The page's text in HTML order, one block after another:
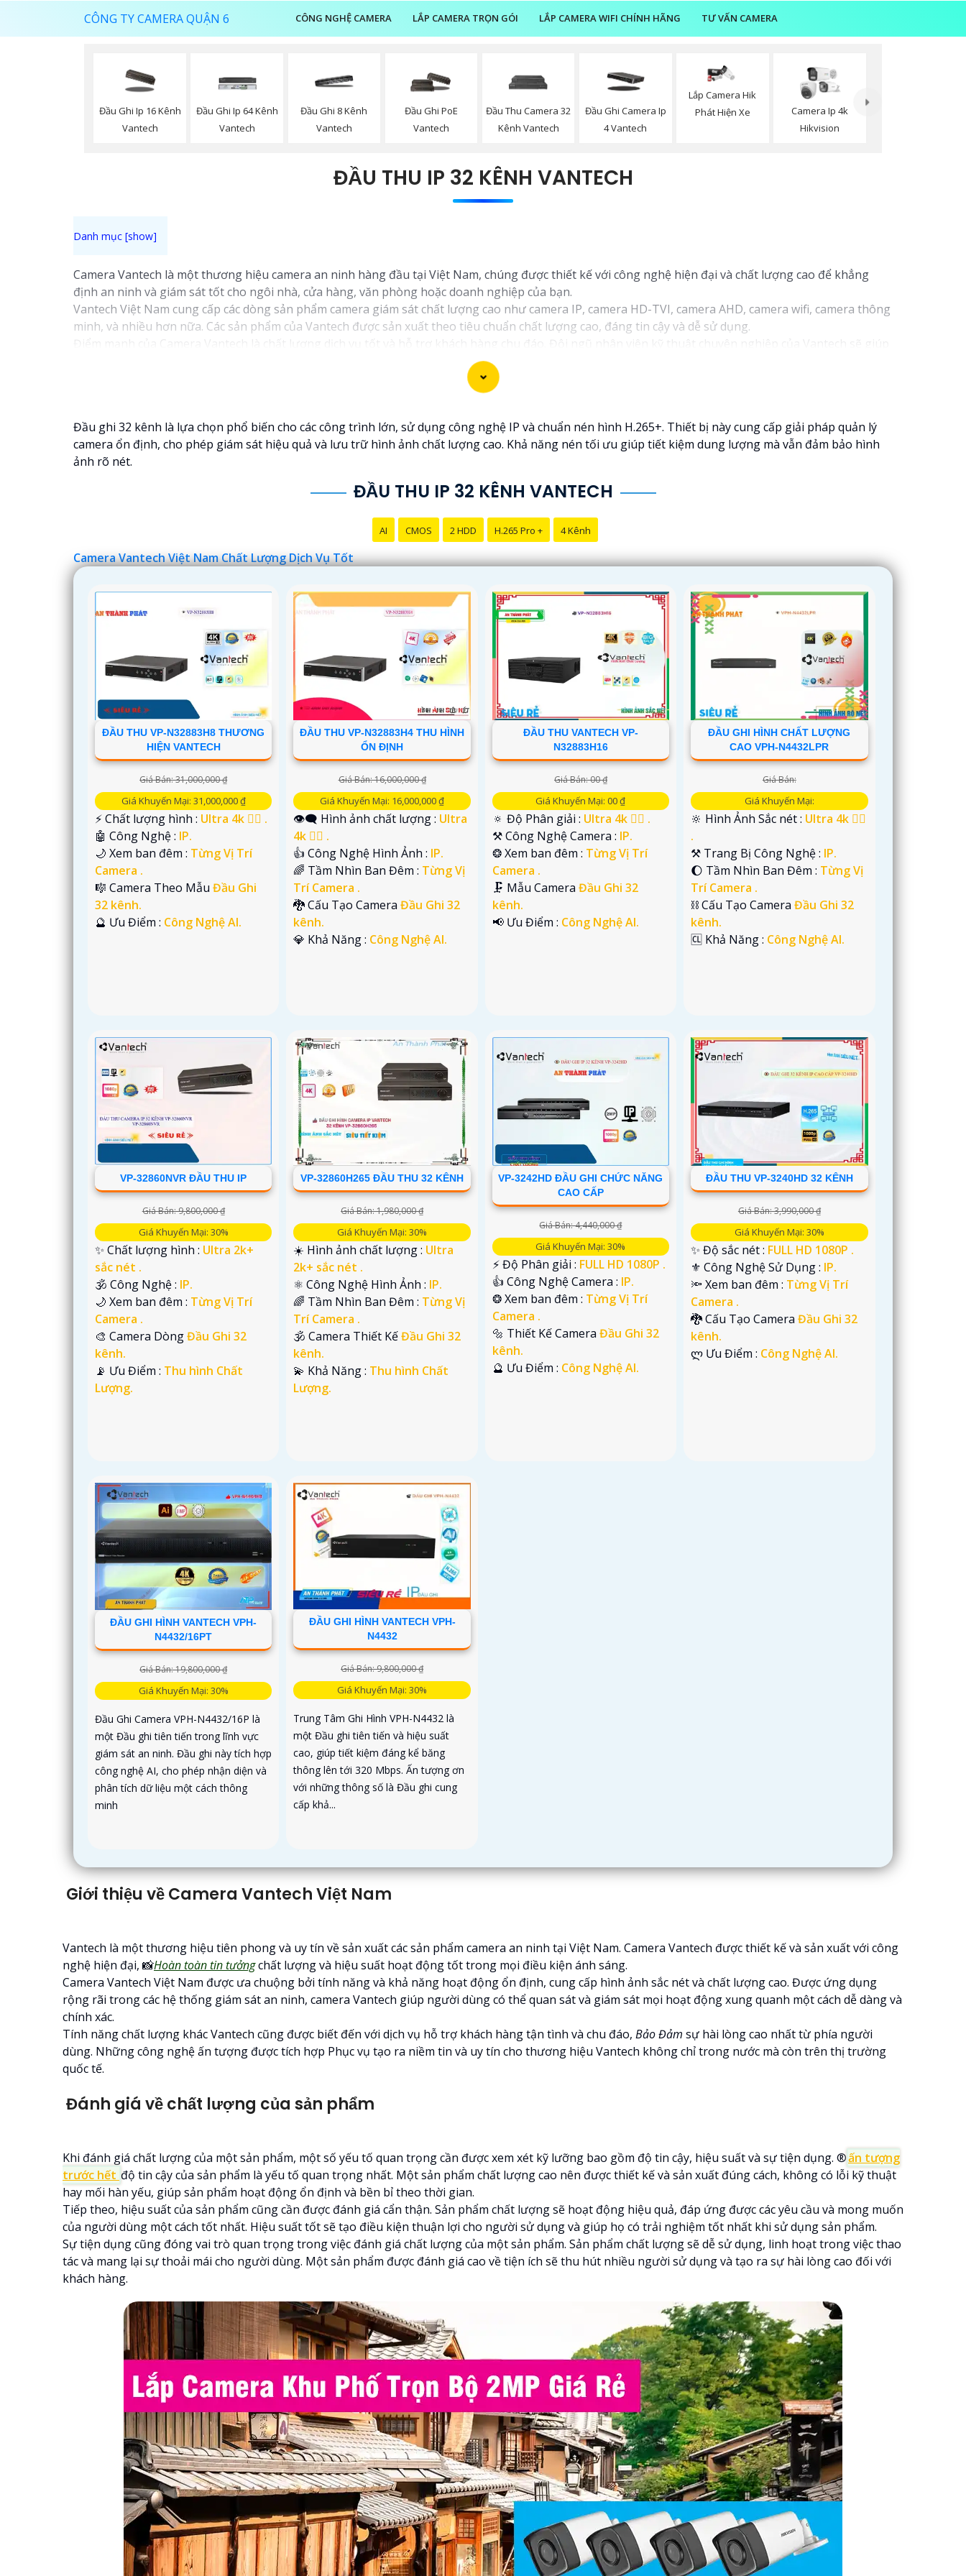
CÔNG TY CAMERA QUẬN 6 CÔNG NGHỆ CAMERA LẮP CAMERA TRỌN GÓI LẮP CAMERA WIFI CHÍNH HÃNG TƯ VẤN CAMERA
Đầu Ghi Ip 16 Kênh
Vantech
Đầu Ghi Ip 64 Kênh
Vantech
Đầu Ghi 8 Kênh
Vantech
Đầu Ghi PoE
Vantech
Đầu Thu Camera 32
Kênh Vantech
Đầu Ghi Camera Ip
4 Vantech
Lắp Camera Hik
Phát Hiện Xe
Camera Ip 4k
Hikvision
ĐẦU THU IP 32 KÊNH VANTECH
Camera Vantech là một thương hiệu camera an ninh hàng đầu tại Việt Nam, chúng được thiết kế với công nghệ hiện đại và chất lượng cao để khẳng
định an ninh và giám sát tốt cho ngôi nhà, cửa hàng, văn phòng hoặc doanh nghiệp của bạn.
Vantech Việt Nam cung cấp các dòng sản phẩm camera giám sát chất lượng cao như camera IP, camera HD-TVI, camera AHD, camera wifi, camera thông
minh, và nhiều hơn nữa. Các sản phẩm của Vantech được sản xuất theo tiêu chuẩn chất lượng cao, đáng tin cậy và dễ sử dụng.
Điểm mạnh của Camera Vantech là chất lượng dịch vụ tốt và hỗ trợ khách hàng chu đáo. Đội ngũ nhân viên kỹ thuật chuyên nghiệp của Vantech sẽ giúp
bạn lựa chọn giải pháp camera phù hợp với nhu cầu và ngân sách của bạn.
Nếu bạn đang tìm kiếm một giải pháp giám sát an ninh tốt cho ngôi nhà hoặc doanh nghiệp của mình, Camera Vantech Việt Nam là một lựa chọn hàng
Đầu ghi 32 kênh là lựa chọn phổ biến cho các công trình lớn, sử dụng công nghệ IP và chuẩn nén hình H.265+. Thiết bị này cung cấp giải pháp quản lý
camera ổn định, cho phép giám sát hiệu quả và lưu trữ hình ảnh chất lượng cao. Khả năng nén tối ưu giúp tiết kiệm dung lượng mà vẫn đảm bảo hình
ảnh rõ nét.
ĐẦU THU IP 32 KÊNH VANTECH
AI CMOS 2 HDD H.265 Pro + 4 Kênh
Camera Vantech Việt Nam Chất Lượng Dịch Vụ Tốt
ĐẦU THU VP-N32883H8 THƯƠNG
HIỆN VANTECH
Giá Bán: 31,000,000 ₫
Giá Khuyến Mại: 31,000,000 ₫
️⚡ Chất lượng hình : Ultra 4k 👍🏾 .
🤖️ Công Nghệ : IP.
🌙 Xem ban đêm : Từng Vị Trí
Camera .
🎼️ Camera Theo Mẫu Đầu Ghi
32 kênh.
️🔮 Ưu Điểm : Công Nghệ AI.
ĐẦU THU VP-N32883H4 THU HÌNH
ỔN ĐỊNH
Giá Bán: 16,000,000 ₫
Giá Khuyến Mại: 16,000,000 ₫
👁️‍🗨 Hình ảnh chất lượng : Ultra
4k 👍🏾 .
👍 Công Nghệ Hình Ảnh : IP.
🌈 Tầm Nhìn Ban Đêm : Từng Vị
Trí Camera .
🐉️ Cấu Tạo CameraĐầu Ghi 32
kênh.
️💎 Khả Năng : Công Nghệ AI.
ĐẦU THU VANTECH VP-
N32883H16
Giá Bán: 00 ₫
Giá Khuyến Mại: 00 ₫
🔅 Độ Phân giải : Ultra 4k 👍🏾 .
⚒ Công Nghệ Camera : IP.
❂ Xem ban đêm : Từng Vị Trí
Camera .
🗜️ Mẫu Camera Đầu Ghi 32
kênh.
️📢 Ưu Điểm : Công Nghệ AI.
ĐẦU GHI HÌNH CHẤT LƯỢNG
CAO VPH-N4432LPR
Giá Bán:
Giá Khuyến Mại:
🔆 Hình Ảnh Sắc nét : Ultra 4k 👍🏾
.
⚒ Trang Bị Công Nghệ : IP.
🌔 Tầm Nhìn Ban Đêm : Từng Vị
Trí Camera .
⛓ Cấu Tạo CameraĐầu Ghi 32
kênh.
️🆑 Khả Năng : Công Nghệ AI.
VP-32860NVR ĐẦU THU IP
Giá Bán: 9,800,000 ₫
Giá Khuyến Mại: 30%
✨ Chất lượng hình : Ultra 2k+
sắc nét .
🕉️ Công Nghệ : IP.
🌙 Xem ban đêm : Từng Vị Trí
Camera .
🎨 Camera DòngĐầu Ghi 32
kênh.
️📡 Ưu Điểm : Thu hình Chất
Lượng.
VP-32860H265 ĐẦU THU 32 KÊNH
Giá Bán: 1,980,000 ₫
Giá Khuyến Mại: 30%
☀️ Hình ảnh chất lượng : Ultra
2k+ sắc nét .
⚛️ Công Nghệ Hình Ảnh : IP.
🌈 Tầm Nhìn Ban Đêm : Từng Vị
Trí Camera .
🕉️ Camera Thiết KếĐầu Ghi 32
kênh.
️💫 Khả Năng : Thu hình Chất
Lượng.
VP-3242HD ĐẦU GHI CHỨC NĂNG
CAO CẤP
Giá Bán: 4,440,000 ₫
Giá Khuyến Mại: 30%
️⚡ Độ Phân giải : FULL HD 1080P .
👍 Công Nghệ Camera : IP.
❂ Xem ban đêm : Từng Vị Trí
Camera .
🔩 Thiết Kế Camera Đầu Ghi 32
kênh.
️🔮 Ưu Điểm : Công Nghệ AI.
ĐẦU THU VP-3240HD 32 KÊNH
Giá Bán: 3,990,000 ₫
Giá Khuyến Mại: 30%
✨ Độ sắc nét : FULL HD 1080P .
⚜️ Công Nghệ Sử Dụng : IP.
🔦 Xem ban đêm : Từng Vị Trí
Camera .
🐉️ Cấu Tạo CameraĐầu Ghi 32
kênh.
️ლ Ưu Điểm : Công Nghệ AI.
ĐẦU GHI HÌNH VANTECH VPH-
N4432/16PT
Giá Bán: 19,800,000 ₫
Giá Khuyến Mại: 30%
Đầu Ghi Camera VPH-N4432/16P là
một Đầu ghi tiên tiến trong lĩnh vực
giám sát an ninh. Đầu ghi này tích hợp
công nghệ AI, cho phép nhận diện và
phân tích dữ liệu một cách thông
minh
ĐẦU GHI HÌNH VANTECH VPH-
N4432
Giá Bán: 9,800,000 ₫
Giá Khuyến Mại: 30%
Trung Tâm Ghi Hình VPH-N4432 là
một Đầu ghi tiên tiến và hiệu suất
cao, giúp tiết kiệm đáng kể băng
thông lên tới 320 Mbps. Ấn tượng ơn
với những thông số là Đầu ghi cung
cấp khả...
Giới thiệu về Camera Vantech Việt Nam
Vantech là một thương hiệu tiên phong và uy tín về sản xuất các sản phẩm camera an ninh tại Việt Nam. Camera Vantech được thiết kế và sản xuất với công
nghệ hiện đại, 📸Hoàn toàn tin tưởngchất lượng và hiệu suất hoạt động tốt trong mọi điều kiện ánh sáng.
Camera Vantech Việt Nam được ưa chuộng bởi tính năng và khả năng hoạt động ổn định, cung cấp hình ảnh sắc nét và chất lượng cao. Được ứng dụng
rộng rãi trong các hệ thống giám sát an ninh, camera Vantech giúp người dùng có thể quan sát và giám sát mọi hoạt động xung quanh một cách dễ dàng và
chính xác.
Tính năng chất lượng khác Vantech cũng được biết đến với dịch vụ hỗ trợ khách hàng tận tình và chu đáo, Bảo Đảm sự hài lòng cao nhất từ phía người
dùng. Những công nghệ ấn tượng được tích hợp Phục vụ tạo ra niềm tin và uy tín cho thương hiệu Vantech không chỉ trong nước mà còn trên thị trường
quốc tế.
Đánh giá về chất lượng của sản phẩm
Khi đánh giá chất lượng của một sản phẩm, một số yếu tố quan trọng cần được xem xét kỹ lưỡng bao gồm độ tin cậy, hiệu suất và sự tiện dụng. ®️ấn tượng
trước hết độ tin cậy của sản phẩm là yếu tố quan trọng nhất. Một sản phẩm chất lượng cao nên được thiết kế và sản xuất đúng cách, không có lỗi kỹ thuật
hay mối hàn yếu, giúp sản phẩm hoạt động ổn định và bền bỉ theo thời gian.
Tiếp theo, hiệu suất của sản phẩm cũng cần được đánh giá cẩn thận. Sản phẩm chất lượng sẽ hoạt động hiệu quả, đáp ứng được các yêu cầu và mong muốn
của người dùng một cách tốt nhất. Hiệu suất tốt sẽ tạo điều kiện thuận lợi cho người sử dụng và giúp họ có trải nghiệm tốt nhất khi sử dụng sản phẩm.
Sự tiện dụng cũng đóng vai trò quan trọng trong việc đánh giá chất lượng của một sản phẩm. Sản phẩm chất lượng sẽ dễ sử dụng, linh hoạt trong việc thao
tác và mang lại sự thoải mái cho người dùng. Một sản phẩm được đánh giá cao về tiện ích sẽ thu hút nhiều người sử dụng và tạo ra sự hài lòng cao đối với
khách hàng.